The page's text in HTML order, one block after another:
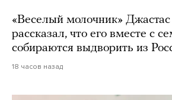
«Веселый молочник» Джастас
рассказал, что его вместе с
собираются выдворить из
18 часов назад